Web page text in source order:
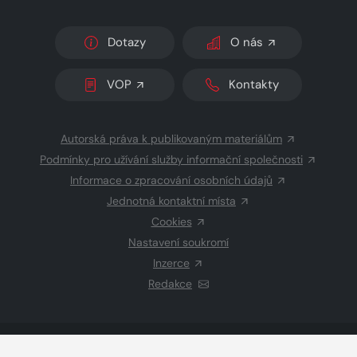
Dotazy O nás
VOP Kontakty
Autorská práva k publikovaným materiálům
Podmínky pro užívání služby informační společnosti
Informace o zpracování osobních údajů
Jednotná kontaktní místa
Cookies
Nastavení soukromí
Inzerce
Redakce